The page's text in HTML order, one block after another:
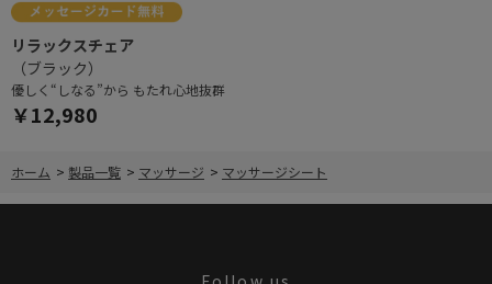
リラックスチェア
（ブラック）
優しく“しなる”から もたれ心地抜群
￥12,980
ホーム > 製品一覧 > マッサージ > マッサージシート